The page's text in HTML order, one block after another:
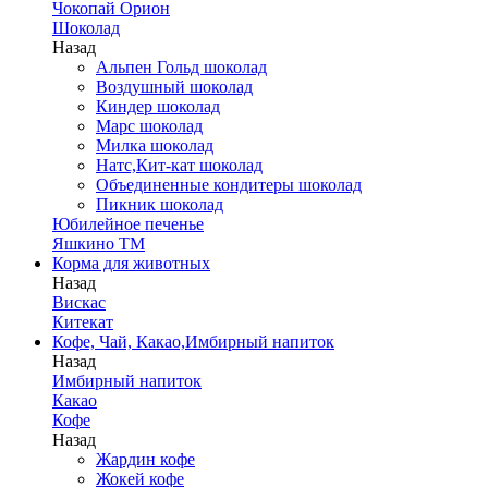
Чокопай Орион
Шоколад
Назад
Альпен Гольд шоколад
Воздушный шоколад
Киндер шоколад
Марс шоколад
Милка шоколад
Натс,Кит-кат шоколад
Объединенные кондитеры шоколад
Пикник шоколад
Юбилейное печенье
Яшкино ТМ
Корма для животных
Назад
Вискас
Китекат
Кофе, Чай, Какао,Имбирный напиток
Назад
Имбирный напиток
Какао
Кофе
Назад
Жардин кофе
Жокей кофе